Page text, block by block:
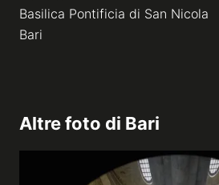
Basilica Pontificia di San Nicola
Bari
Altre foto di Bari